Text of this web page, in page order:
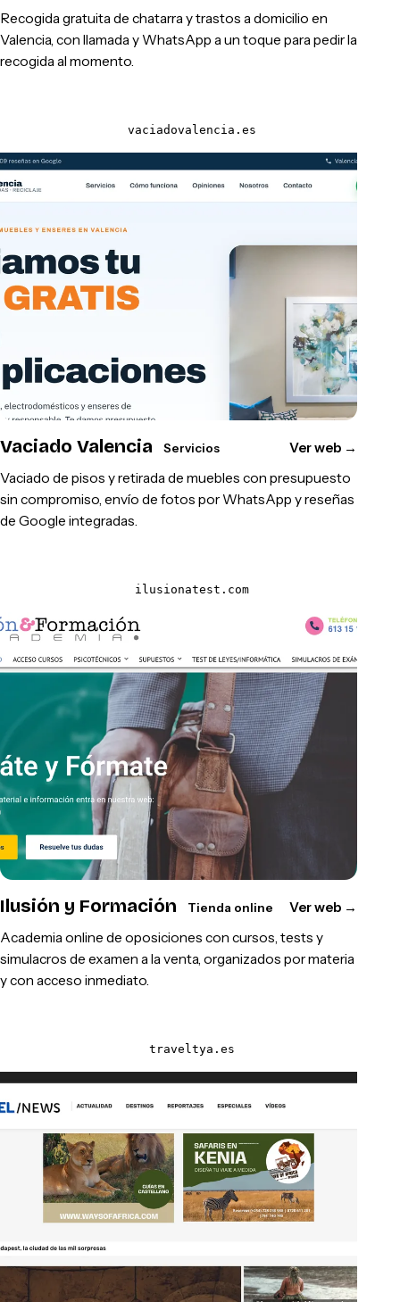
Recogida gratuita de chatarra y trastos a domicilio en
Valencia, con llamada y WhatsApp a un toque para pedir la
recogida al momento.
vaciadovalencia.es
Vaciado Valencia Servicios Ver web →
Vaciado de pisos y retirada de muebles con presupuesto
sin compromiso, envío de fotos por WhatsApp y reseñas
de Google integradas.
ilusionatest.com
Ilusión y Formación Tienda online Ver web →
Academia online de oposiciones con cursos, tests y
simulacros de examen a la venta, organizados por materia
y con acceso inmediato.
traveltya.es